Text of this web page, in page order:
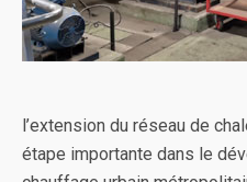
l’extension du réseau de
étape importante dans le